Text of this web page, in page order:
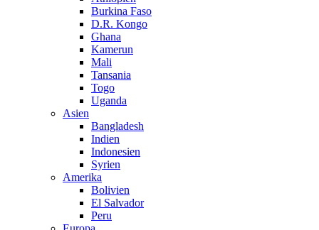
Burkina Faso
D.R. Kongo
Ghana
Kamerun
Mali
Tansania
Togo
Uganda
Asien
Bangladesh
Indien
Indonesien
Syrien
Amerika
Bolivien
El Salvador
Peru